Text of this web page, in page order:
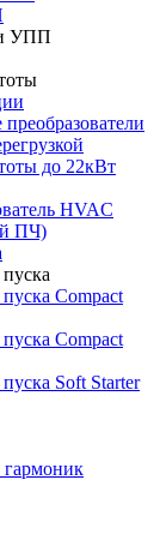
и УПП
до 22кВт
HVAC
ПЧ)
Compact
Compact
Soft Starter